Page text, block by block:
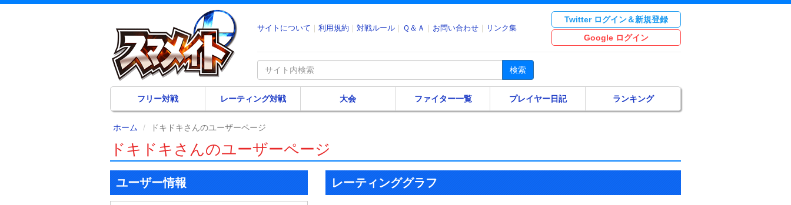
サイトについて 利用規約 対戦ルール Ｑ＆Ａ お問い合わせ リンク集
Twitter ログイン＆新規登録
Google ログイン
検索
フリー対戦 レーティング対戦 大会 ファイター一覧 プレイヤー日記 ランキング
ホーム ドキドキさんのユーザーページ
ドキドキさんのユーザーページ
ユーザー情報 レーティンググラフ